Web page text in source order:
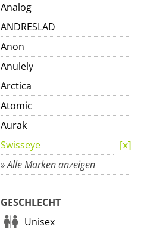
Analog
ANDRESLAD
Anon
Anulely
Arctica
Atomic
Aurak
Swisseye
» Alle Marken anzeigen
GESCHLECHT
Unisex